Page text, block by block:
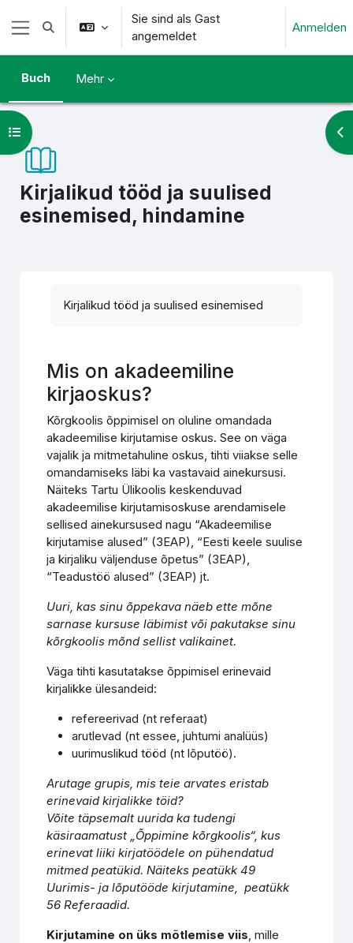
Zum Hauptinhalt
Website-Übersicht
Sucheingabe umschalten
Sie sind als Gast
angemeldet
Anmelden
Buch Mehr
Kirjalikud tööd ja suulised
esinemised, hindamine
Kursindex öffnen
Kirjalikud tööd ja suulised esinemised
Mis on akadeemiline
kirjaoskus?
Kõrgkoolis õppimisel on oluline omandada
akadeemilise kirjutamise oskus. See on väga
vajalik ja mitmetahuline oskus, tihti viiakse selle
omandamiseks läbi ka vastavaid ainekursusi.
Näiteks Tartu Ülikoolis keskenduvad
akadeemilise kirjutamisoskuse arendamisele
sellised ainekursused nagu “Akadeemilise
kirjutamise alused” (3EAP), “Eesti keele suulise
ja kirjaliku väljenduse õpetus” (3EAP),
“Teadustöö alused” (3EAP) jt.
Uuri, kas sinu õppekava näeb ette mõne
sarnase kursuse läbimist või pakutakse sinu
kõrgkoolis mõnd sellist valikainet.
Väga tihti kasutatakse õppimisel erinevaid
kirjalikke ülesandeid:
refereerivad (nt referaat)
arutlevad (nt essee, juhtumi analüüs)
uurimuslikud tööd (nt lõputöö).
Arutage grupis, mis teie arvates eristab
erinevaid kirjalikke töid?
Võite täpsemalt uurida ka tudengi
käsiraamatust „Õppimine kõrgkoolis“, kus
erinevat liiki kirjatöödele on pühendatud
mitmed peatükid. Näiteks peatükk 49
Uurimis- ja lõputööde kirjutamine, peatükk
56 Referaadid.
Kirjutamine on üks mõtlemise viis, mille